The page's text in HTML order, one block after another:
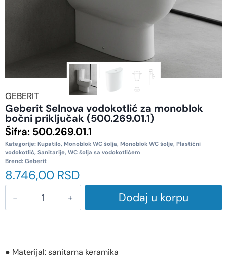
GEBERIT
Geberit Selnova vodokotlić za monoblok
bočni priključak (500.269.01.1)
Šifra: 500.269.01.1
Kategorije: Kupatilo, Monoblok WC šolja, Monoblok WC šolje, Plastični
vodokotlić, Sanitarije, WC šolja sa vodokotlićem
Brend: Geberit
8.746,00 RSD
Dodaj u korpu
● Materijal: sanitarna keramika